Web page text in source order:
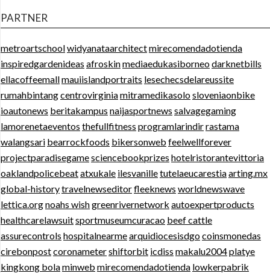
PARTNER
metroartschoolwidyanataarchitectmirecomendadotienda
inspiredgardenideas afroskinmediaedukasiborneodarknetbills
ellacoffeemallmauiislandportraits lesechecsdelareussite
rumahbintangcentrovirginiamitramedikasolosloveniaonbike
ioautonews beritakampus naijasportnews salvagegaming
lamorenetaeventos thefullfitness programlarindirrastama
walangsari bearrockfoods bikersonweb feelwellforever
projectparadisegamesciencebookprizes hotelristorantevittoria
oaklandpolicebeatatxukale ilesvanilletutelaeucarestiaarting.mx
global-historytravelnewseditorfleeknews worldnewswave
lettica.orgnoahs wishgreenrivernetwork autoexpertproducts
healthcarelawsuitsportmuseumcuracao beef cattle
assurecontrols hospitalnearmearquidiocesisdgocoinsmonedas
cirebonpostcoronametershiftorbit icdiss makalu2004platye
kingkong bolaminweb mirecomendadotienda lowkerpabrik